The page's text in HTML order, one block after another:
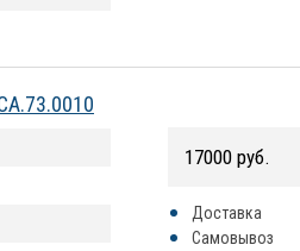
17000 руб.
Доставка
Самовывоз